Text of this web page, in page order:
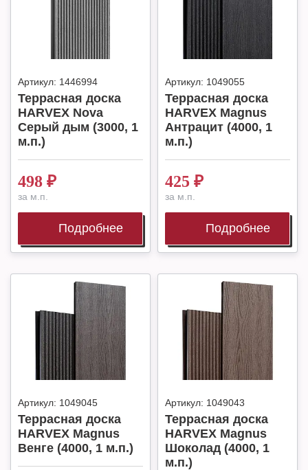
Артикул: 1446994
Террасная доска
HARVEX Nova
Серый дым (3000, 1
м.п.)
498 ₽
за м.п.
Подробнее
Артикул: 1049055
Террасная доска
HARVEX Magnus
Антрацит (4000, 1
м.п.)
425 ₽
за м.п.
Подробнее
Артикул: 1049045
Террасная доска
HARVEX Magnus
Венге (4000, 1 м.п.)
Артикул: 1049043
Террасная доска
HARVEX Magnus
Шоколад (4000, 1
м.п.)